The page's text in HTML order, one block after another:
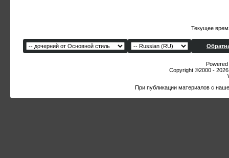
Текущее
Copyright ©2000 -
При публикации материалов с